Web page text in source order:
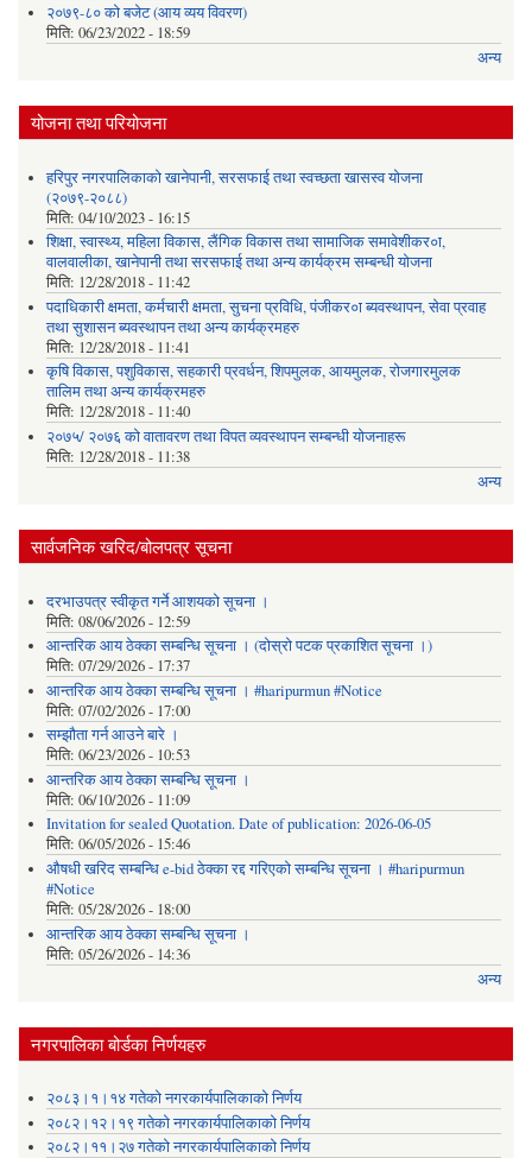
२०७९-८० को बजेट (आय व्यय विवरण)
मिति: 06/23/2022 - 18:59
अन्य
योजना तथा परियोजना
हरिपुर नगरपालिकाको खानेपानी, सरसफाई तथा स्वच्छता खासस्व योजना
(२०७९-२०८८)
मिति: 04/10/2023 - 16:15
शिक्षा, स्वास्थ्य, महिला विकास, लैंगिक विकास तथा सामाजिक समावेशीकर०ा,
वालवालीका, खानेपानी तथा सरसफाई तथा अन्य कार्यक्रम सम्बन्धी योजना
मिति: 12/28/2018 - 11:42
पदाधिकारी क्षमता, कर्मचारी क्षमता, सुचना प्रविधि, पंजीकर०ा ब्यवस्थापन, सेवा प्रवाह
तथा सुशासन ब्यवस्थापन तथा अन्य कार्यक्रमहरु
मिति: 12/28/2018 - 11:41
कृषि विकास, पशुविकास, सहकारी प्रवर्धन, शिपमुलक, आयमुलक, रोजगारमुलक
तालिम तथा अन्य कार्यक्रमहरु
मिति: 12/28/2018 - 11:40
२०७५/ २०७६ को वातावरण तथा विपत व्यवस्थापन सम्बन्धी योजनाहरू
मिति: 12/28/2018 - 11:38
अन्य
सार्वजनिक खरिद/बोलपत्र सूचना
दरभाउपत्र स्वीकृत गर्ने आशयको सूचना ।
मिति: 08/06/2026 - 12:59
आन्तरिक आय ठेक्का सम्बन्धि सूचना । (दोस्रो पटक प्रकाशित सूचना ।)
मिति: 07/29/2026 - 17:37
आन्तरिक आय ठेक्का सम्बन्धि सूचना । #haripurmun #Notice
मिति: 07/02/2026 - 17:00
सम्झौता गर्न आउने बारे ।
मिति: 06/23/2026 - 10:53
आन्तरिक आय ठेक्का सम्बन्धि सूचना ।
मिति: 06/10/2026 - 11:09
Invitation for sealed Quotation. Date of publication: 2026-06-05
मिति: 06/05/2026 - 15:46
औषधी खरिद सम्बन्धि e-bid ठेक्का रद्द गरिएको सम्बन्धि सूचना । #haripurmun
#Notice
मिति: 05/28/2026 - 18:00
आन्तरिक आय ठेक्का सम्बन्धि सूचना ।
मिति: 05/26/2026 - 14:36
अन्य
नगरपालिका बोर्डका निर्णयहरु
२०८३।१।१४ गतेको नगरकार्यपालिकाको निर्णय
२०८२।१२।१९ गतेको नगरकार्यपालिकाको निर्णय
२०८२।११।२७ गतेको नगरकार्यपालिकाको निर्णय